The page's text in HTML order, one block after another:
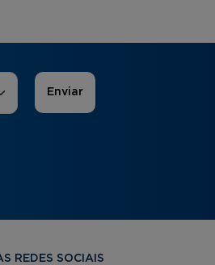
REDES SOCIAIS